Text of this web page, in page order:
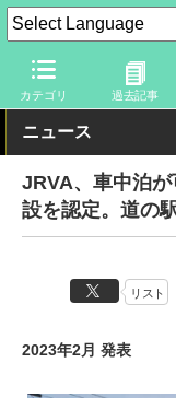
カテゴリ 過去記事
トラベル Watch 旅の
ニュース
JRVA、車中泊
設を認定。道の
リスト
2023年2月 発表